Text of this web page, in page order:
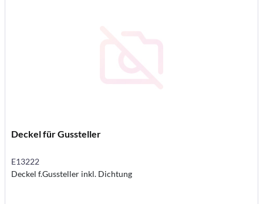
Deckel für Gussteller
E13222
Deckel f.Gussteller inkl. Dichtung